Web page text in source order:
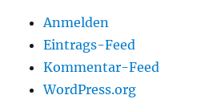
Anmelden
Eintrags-Feed
Kommentar-Feed
WordPress.org